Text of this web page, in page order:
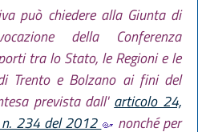
può chiedere alla Giunta di
della Conferenza
tra lo Stato, le Regioni e le
Trento e Bolzano ai fini del
prevista dall' articolo 24,
n. 234 del 2012
nonché per